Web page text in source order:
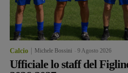
Calcio Michele Bossini 9 Agosto 2026
Ufficiale lo staff del